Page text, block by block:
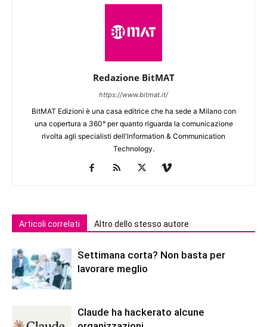
Redazione BitMAT
https://www.bitmat.it/
BitMAT Edizioni è una casa editrice che ha sede a Milano con
una copertura a 360° per quanto riguarda la comunicazione
rivolta agli specialisti dell'lnformation & Communication
Technology.
Articoli correlati Altro dello stesso autore
Settimana corta? Non basta per
lavorare meglio
Claude ha hackerato alcune